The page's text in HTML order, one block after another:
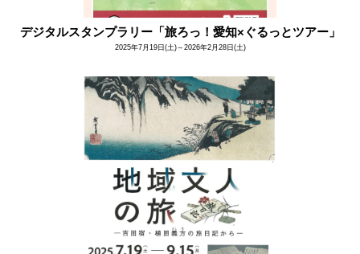
デジタルスタンプラリー「旅ろっ！愛知×ぐるっとツアー」
2025年7月19日(土)～2026年2月28日(土)